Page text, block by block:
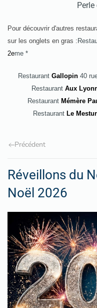
Pour découvrir d'autres
sur les onglets en gras :
2eme *
Restaurant Gallopin 40
Restaurant Aux
Restaurant Mémère
Restaurant Le
Précédent
Réveillons du
Noël 2026